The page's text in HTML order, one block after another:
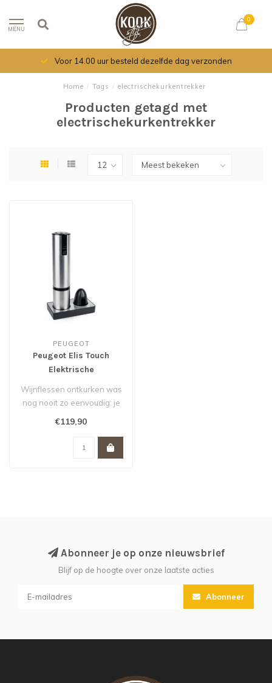
MENU
0
Voor 14.00 uur besteld dezelfde dag verzonden
Home / Tags / electrischekurkentrekker
Producten getagd met
electrischekurkentrekker
PEUGEOT
Peugeot Elis Touch
Elektrische
kurkentrekker RVS
Wijnflessen ontkurken was
nog nooit zo eenvoudig: je
hoeft de Elis Touch alleen ..
€119,90
Abonneer je op onze nieuwsbrief
Blijf op de hoogte over onze laatste acties
Abonneer